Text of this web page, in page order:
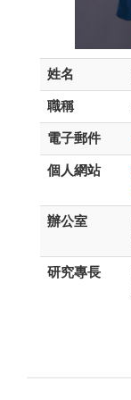
姓名
職稱
電子郵件
個人網站
辦公室
研究專長